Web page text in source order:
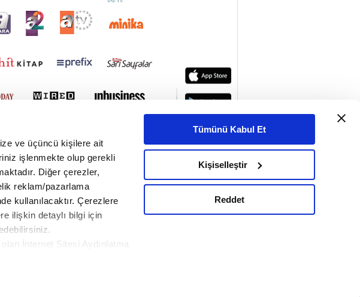
ve üçüncü kişilere ait
işlenmekte olup gerekli
Diğer çerezler,
reklam/pazarlama
kullanılacaktır. Çerezlere
ilişkin detaylı bilgi için
İnternet Sitesi Aydınlatma
Tümünü Kabul Et
Kişiselleştir
Reddet